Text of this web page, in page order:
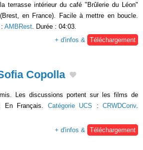
terrasse intérieur du café "Brûlerie du Léon"
en France). Facile à mettre en boucle.
: AMBRest . Durée : 04:03.
+ d'infos &
Téléchargement
Copolla
Les discussions portent sur les films de
En Français. Catégorie UCS :CRWDConv.
+ d'infos &
Téléchargement